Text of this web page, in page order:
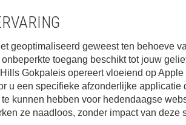
geoptimaliseerd geweest ten behoeve
toegang beschikt tot jouw
Gokpaleis opereert vloeiend op Apple
u een specifieke afzonderlijke applicatie
kunnen hebben voor hedendaagse
ze naadloos, zonder impact van deze